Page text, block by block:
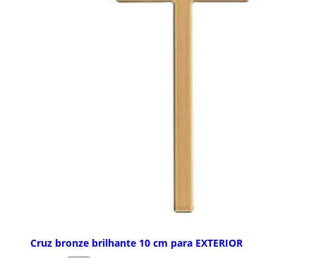
Cruz bronze brilhante 10 cm para EXTERIOR